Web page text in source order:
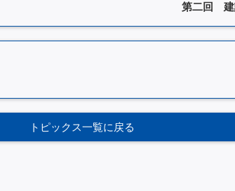
第二回 建
トピックス一覧に戻る